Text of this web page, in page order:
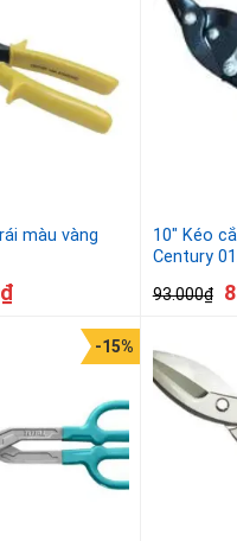
màu vàng
₫
10″ Kéo
Century
93.000₫
-15%